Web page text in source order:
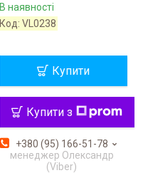
В наявності
Код:VL0238
Купити
Купити з
+380 (95) 166-51-78
менеджер Олександр
(Viber)